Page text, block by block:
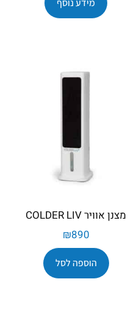
מצנן אוויר COLDER LIV
₪890
הוספה לסל